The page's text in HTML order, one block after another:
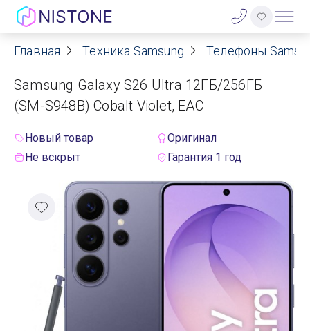
Акции
О нас
Договор оферты
Реквизиты
Контакты
Гарантия
Оплата
Главная Техника Samsung Телефоны
Samsung Galaxy S26 Ultra 12ГБ/256ГБ
(SM-S948B) Cobalt Violet, EAC
Новый товар
Оригинал
Не вскрыт
Гарантия 1 год